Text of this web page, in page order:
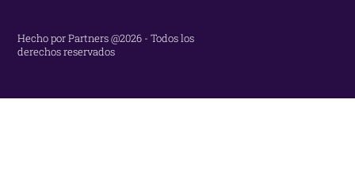
Hecho por Partners @2026 - Todos los
derechos reservados